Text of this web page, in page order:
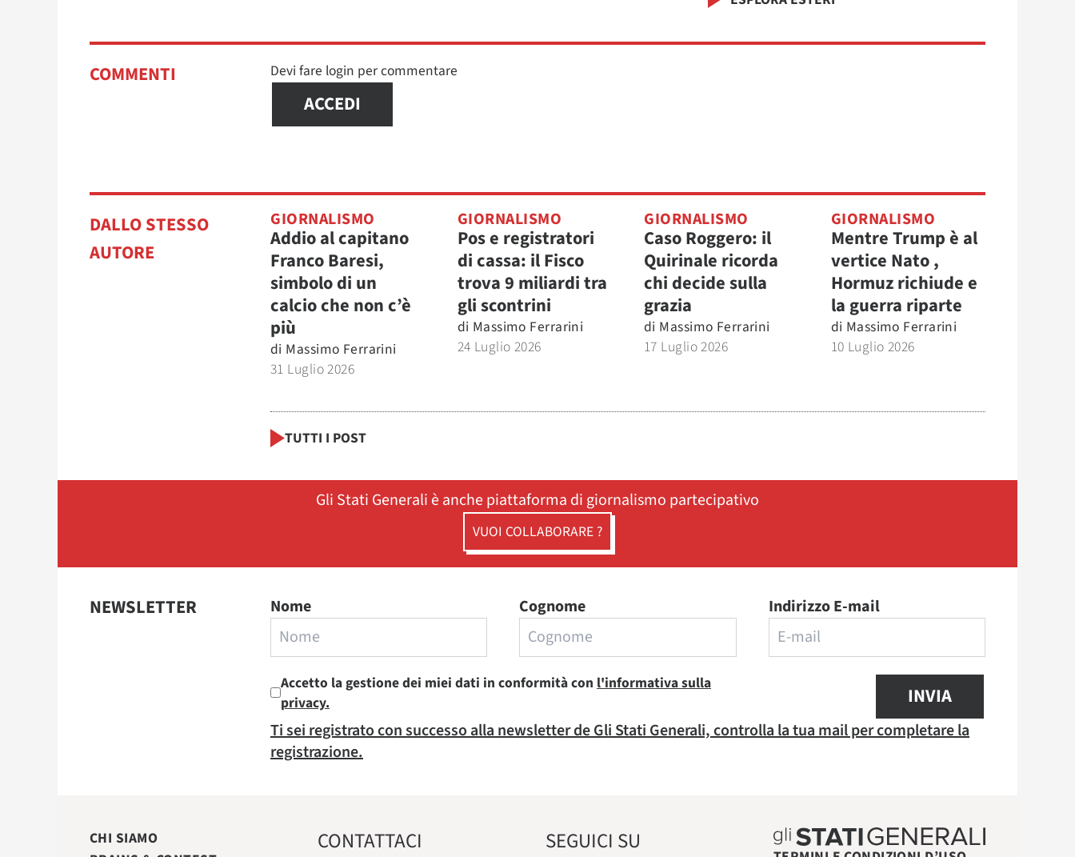
COMMENTI Devi fare login per commentare
ACCEDI
DALLO STESSO
AUTORE
GIORNALISMO
Addio al capitano
Franco Baresi,
simbolo di un
calcio che non c’è
più
di Massimo Ferrarini
31 Luglio 2026
GIORNALISMO
Pos e registratori
di cassa: il Fisco
trova 9 miliardi tra
gli scontrini
di Massimo Ferrarini
24 Luglio 2026
GIORNALISMO
Caso Roggero: il
Quirinale ricorda
chi decide sulla
grazia
di Massimo Ferrarini
17 Luglio 2026
GIORNALISMO
Mentre Trump è al
vertice Nato ,
Hormuz richiude e
la guerra riparte
di Massimo Ferrarini
10 Luglio 2026
TUTTI I POST
Gli Stati Generali è anche piattaforma di giornalismo partecipativo
VUOI COLLABORARE ?
NEWSLETTER Nome Cognome Indirizzo E-mail
Accetto la gestione dei miei dati in conformità con l'informativa sulla
privacy.
INVIA
Ti sei registrato con successo alla newsletter de Gli Stati Generali, controlla la tua mail per completare la
registrazione.
CHI SIAMO
CONTATTACI SEGUICI SU